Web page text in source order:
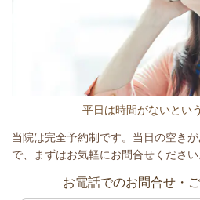
平日は時間がないとい
当院は完全予約制です。当日の空き
で、まずはお気軽にお問合せください
お電話でのお問合せ・